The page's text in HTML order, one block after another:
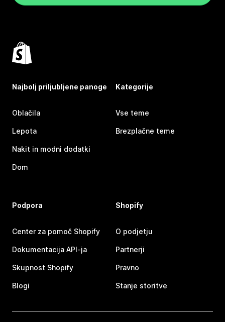
Najbolj priljubljene panoge
Oblačila
Lepota
Nakit in modni dodatki
Dom
Kategorije
Vse teme
Brezplačne teme
Podpora
Center za pomoč Shopify
Dokumentacija API-ja
Skupnost Shopify
Blogi
Shopify
O podjetju
Partnerji
Pravno
Stanje storitve